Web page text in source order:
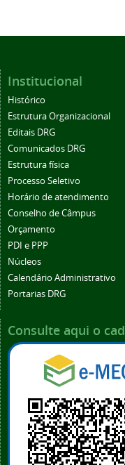
Institucional
Histórico
Estrutura Organizacional
Editais DRG
Comunicados DRG
Estrutura física
Processo Seletivo
Horário de atendimento
Conselho de Câmpus
Orçamento
PDI e PPP
Núcleos
Calendário Administrativo
Portarias DRG
Consulte aqui o